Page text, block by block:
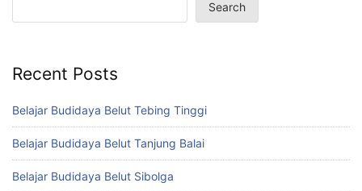
Search
Recent Posts
Belajar Budidaya Belut Tebing Tinggi
Belajar Budidaya Belut Tanjung Balai
Belajar Budidaya Belut Sibolga